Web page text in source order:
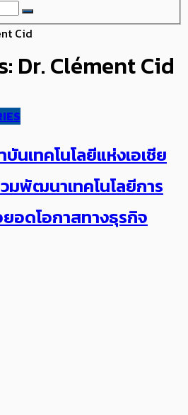
Cid
Dr. Clément Cid
นเทคโนโลยีแห่งเอเชีย
มพัฒนาเทคโนโลยีการ
อดโอกาสทางธุรกิจ